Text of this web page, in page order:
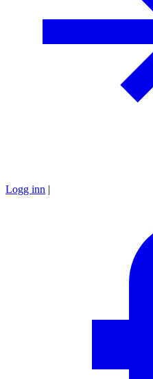
Logg inn |